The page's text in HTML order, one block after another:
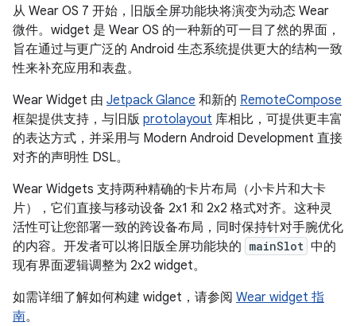
从 Wear OS 7 开始，旧版全屏功能块将演变为动态 Wear
微件。widget 是 Wear OS 的一种新的可一目了然的界面，
旨在通过与更广泛的 Android 生态系统提供更大的结构一致
性来补充应用和表盘。
Wear Widget 由 Jetpack Glance 和新的 RemoteCompose
框架提供支持，与旧版 protolayout 库相比，可提供更丰富
的表达方式，并采用与 Modern Android Development 直接
对齐的声明性 DSL。
Wear Widgets 支持两种精确的卡片布局（小卡片和大卡
片），它们直接与移动设备 2x1 和 2x2 格式对齐。这种灵
活性可让您部署一致的跨设备布局，同时保持针对手腕优化
的内容。开发者可以将旧版全屏功能块的 mainSlot 中的
现有界面逻辑调整为 2x2 widget。
如需详细了解如何构建 widget，请参阅 Wear widget 指
南。